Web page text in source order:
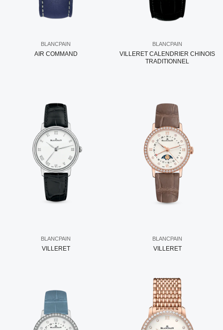
BLANCPAIN
AIR COMMAND
BLANCPAIN
VILLERET CALENDRIER CHINOIS
TRADITIONNEL
BLANCPAIN
VILLERET
BLANCPAIN
VILLERET